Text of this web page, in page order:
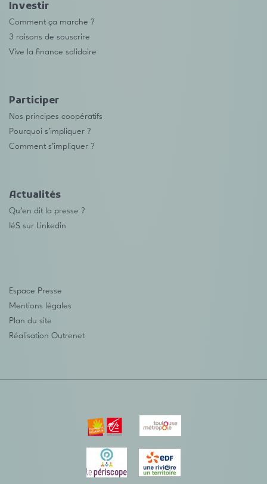
Investir
Comment ça marche ?
3 raisons de souscrire
Vive la finance solidaire
Participer
Nos principes coopératifs
Pourquoi s’impliquer ?
Comment s’impliquer ?
Actualités
Qu’en dit la presse ?
IéS sur Linkedin
Espace Presse
Mentions légales
Plan du site
Réalisation Outrenet